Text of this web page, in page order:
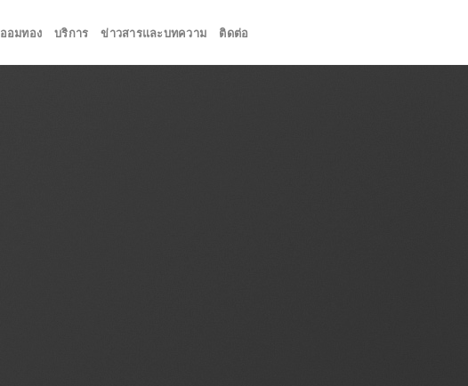
ออมทอง บริการ ข่าวสารและบทความ ติดต่อ